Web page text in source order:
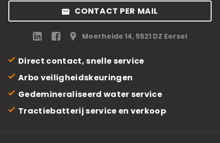
CONTACT PER MAIL
Meerheide 14, 5521 DZ Eersel
Direct contact, snelle service
Arbo veiligheidskeuringen
Gedemineraliseerd water service
Tractiebatterij service en verkoop